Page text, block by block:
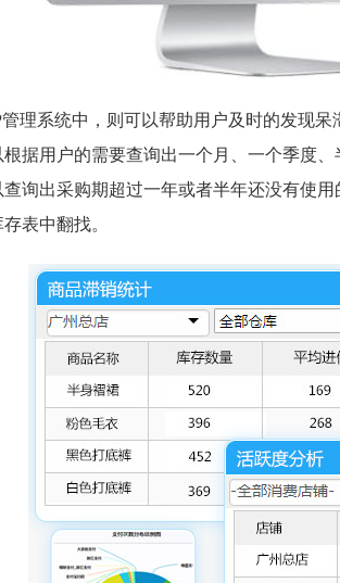
管理系统中，则可以帮助用户及时的发现
据用户的需要查询出一个月、一个季度
询出采购期超过一年或者半年还没有使
表中翻找。